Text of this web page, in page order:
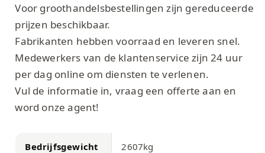
Voor groothandelsbestellingen zijn gereduceerde
prijzen beschikbaar.
Fabrikanten hebben voorraad en leveren snel.
Medewerkers van de klantenservice zijn 24 uur
per dag online om diensten te verlenen.
Vul de informatie in, vraag een offerte aan en
word onze agent!
Bedrijfsgewicht 2607kg